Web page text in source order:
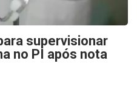
supervisionar
no PI após nota